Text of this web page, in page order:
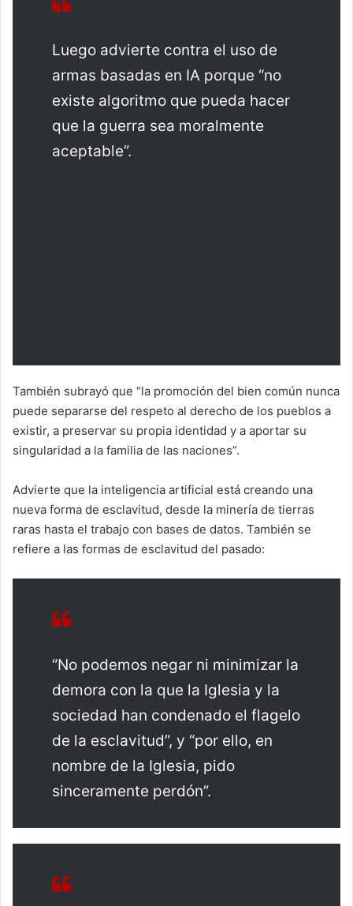
Luego advierte contra el uso de
armas basadas en IA porque “no
existe algoritmo que pueda hacer
que la guerra sea moralmente
aceptable”.
También subrayó que “la promoción del bien común nunca
puede separarse del respeto al derecho de los pueblos a
existir, a preservar su propia identidad y a aportar su
singularidad a la familia de las naciones”.
Advierte que la inteligencia artificial está creando una
nueva forma de esclavitud, desde la minería de tierras
raras hasta el trabajo con bases de datos. También se
refiere a las formas de esclavitud del pasado:
“No podemos negar ni minimizar la
demora con la que la Iglesia y la
sociedad han condenado el flagelo
de la esclavitud”, y “por ello, en
nombre de la Iglesia, pido
sinceramente perdón”.